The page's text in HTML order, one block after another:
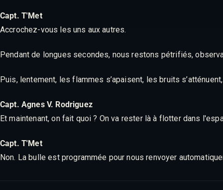
Capt. T'Met
Accrochez-vous les uns aux autres.
Pendant de longues secondes, nous restons pétrifiés,
Puis, lentement, les flammes s’apaisent, les bruits
Capt. Agnes V. Rodriguez
Et maintenant, on fait quoi ? On va rester là à flotter dans
Capt. T'Met
Non. La bulle est programmée pour nous renvoyer